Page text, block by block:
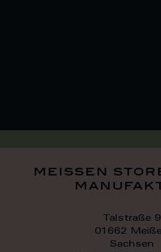
meissen
Talstraße 9
01662
Sachsen